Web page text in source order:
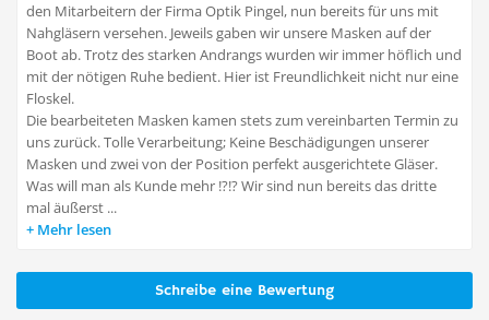
den Mitarbeitern der Firma Optik Pingel, nun bereits für uns mit
Nahgläsern versehen. Jeweils gaben wir unsere Masken auf der
Boot ab. Trotz des starken Andrangs wurden wir immer höflich und
mit der nötigen Ruhe bedient. Hier ist Freundlichkeit nicht nur eine
Floskel.
Die bearbeiteten Masken kamen stets zum vereinbarten Termin zu
uns zurück. Tolle Verarbeitung; Keine Beschädigungen unserer
Masken und zwei von der Position perfekt ausgerichtete Gläser.
Was will man als Kunde mehr !?!? Wir sind nun bereits das dritte
mal äußerst ...
Mehr lesen
Schreibe eine Bewertung